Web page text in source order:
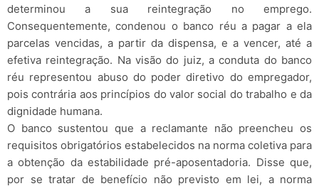
determinou a sua reintegração no emprego.
Consequentemente, condenou o banco réu a pagar a ela
parcelas vencidas, a partir da dispensa, e a vencer, até a
efetiva reintegração. Na visão do juiz, a conduta do banco
réu representou abuso do poder diretivo do empregador,
pois contrária aos princípios do valor social do trabalho e da
dignidade humana.
O banco sustentou que a reclamante não preencheu os
requisitos obrigatórios estabelecidos na norma coletiva para
a obtenção da estabilidade pré-aposentadoria. Disse que,
por se tratar de benefício não previsto em lei, a norma